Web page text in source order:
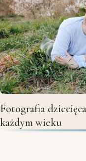
Fotografia
każdym wieku